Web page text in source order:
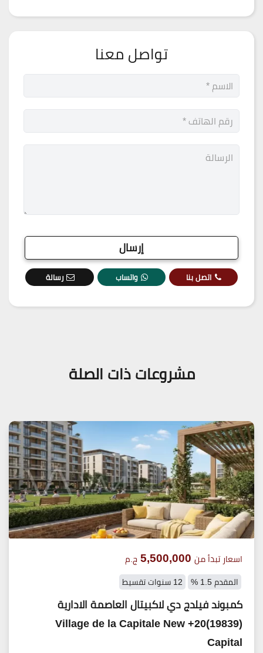
تواصل معنا
اتصل بنا واتساب رسالة
مشروعات ذات الصلة
اسعار تبدأ من 5,500,000 ج.م
المقدم 1.5 % 12 سنوات تقسيط
كمبوند فيلدج دي لاكبيتال العاصمة الادارية
(19839)20+ Village de la Capitale New
Capital